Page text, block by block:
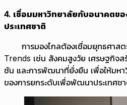
4. เชื่อมมหาวิทยาลัยกับอนาคตข
ประเทศชาติ
การมองไกลต้องเชื่อมยุทธศาสต
Trends เช่น สังคมสูงวัย เศรษฐกิจ
ชัน และการพัฒนาที่ยั่งยืน เพื่อให้มหา
ของการยกระดับเพื่อพัฒนาประเทศช